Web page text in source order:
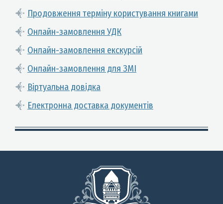
Продовження терміну користування книгами
Онлайн-замовлення УДК
Онлайн-замовлення екскурсій
Онлайн-замовлення для ЗМІ
Віртуальна довідка
Електронна доставка документів